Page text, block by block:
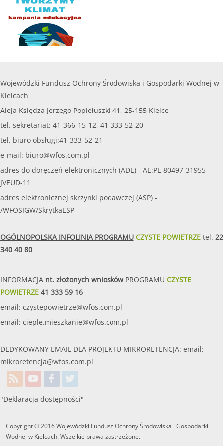
Wojewódzki Fundusz Ochrony Środowiska i Gospodarki Wodnej w
Kielcach
Aleja Księdza Jerzego Popiełuszki 41, 25-155 Kielce
tel. sekretariat: 41-366-15-12, 41-333-52-20
tel. biuro obsługi:41-333-52-21
e-mail: biuro@wfos.com.pl
adres do doręczeń elektronicznych (ADE) - AE:PL-80497-31955-
JVEUD-11
adres elektronicznej skrzynki podawczej (ASP) -
/WFOSIGW/SkrytkaESP
OGÓLNOPOLSKA INFOLINIA PROGRAMUCZYSTE POWIETRZEtel. 22
340 40 80
INFORMACJA nt. złożonych wnioskówPROGRAMU CZYSTE
POWIETRZE41 333 59 16
email: czystepowietrze@wfos.com.pl
email: cieple.mieszkanie@wfos.com.pl
DEDYKOWANY EMAIL DLA PROJEKTU MIKRORETENCJA: email:
mikroretencja@wfos.com.pl
"Deklaracja dostępności"
Copyright © 2016 Wojewódzki Fundusz Ochrony Środowiska i Gospodarki
Wodnej w Kielcach. Wszelkie prawa zastrzeżone.